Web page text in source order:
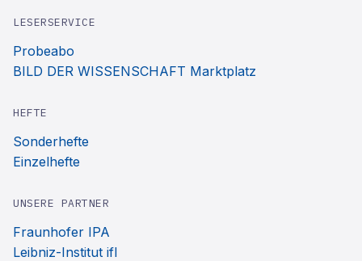
LESERSERVICE
Probeabo
BILD DER WISSENSCHAFT Marktplatz
HEFTE
Sonderhefte
Einzelhefte
UNSERE PARTNER
Fraunhofer IPA
Leibniz-Institut ifl